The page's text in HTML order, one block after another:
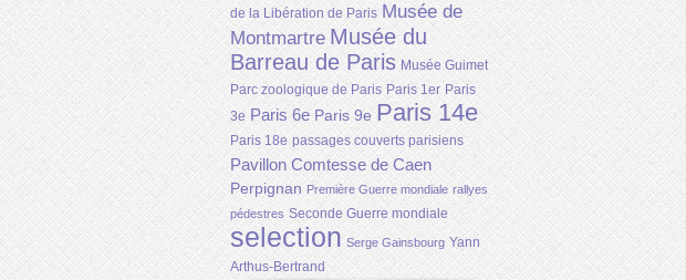
de la Libération de Paris Musée de
Montmartre Musée du
Barreau de Paris Musée Guimet
Parc zoologique de Paris Paris 1er Paris
3e Paris 6e Paris 9e Paris 14e
Paris 18e passages couverts parisiens
Pavillon Comtesse de Caen
Perpignan Première Guerre mondiale rallyes
pédestres Seconde Guerre mondiale
selection Serge Gainsbourg Yann
Arthus-Bertrand